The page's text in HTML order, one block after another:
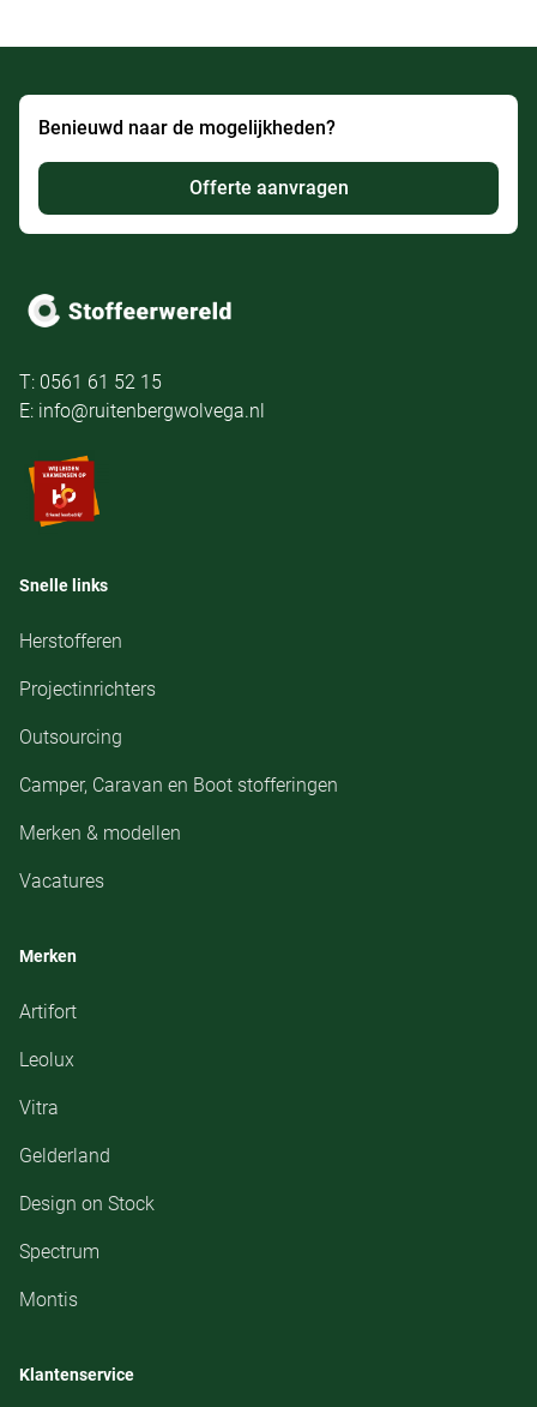
Benieuwd naar de mogelijkheden?
Offerte aanvragen
T: 0561 61 52 15
E: info@ruitenbergwolvega.nl
Snelle links
Herstofferen
Projectinrichters
Outsourcing
Camper, Caravan en Boot stofferingen
Merken & modellen
Vacatures
Merken
Artifort
Leolux
Vitra
Gelderland
Design on Stock
Spectrum
Montis
Klantenservice